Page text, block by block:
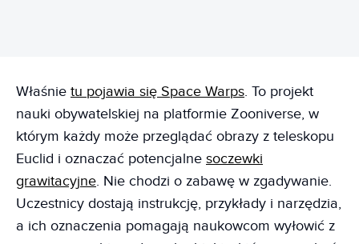
Właśnie tu pojawia się Space Warps. To projekt
nauki obywatelskiej na platformie Zooniverse, w
którym każdy może przeglądać obrazy z teleskopu
Euclid i oznaczać potencjalne soczewki
grawitacyjne. Nie chodzi o zabawę w zgadywanie.
Uczestnicy dostają instrukcję, przykłady i narzędzia,
a ich oznaczenia pomagają naukowcom wyłowić z